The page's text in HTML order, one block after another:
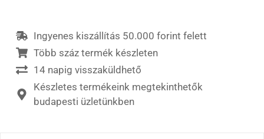
Ingyenes kiszállítás 50.000 forint felett
Több száz termék készleten
14 napig visszaküldhető
Készletes termékeink megtekinthetők
budapesti üzletünkben